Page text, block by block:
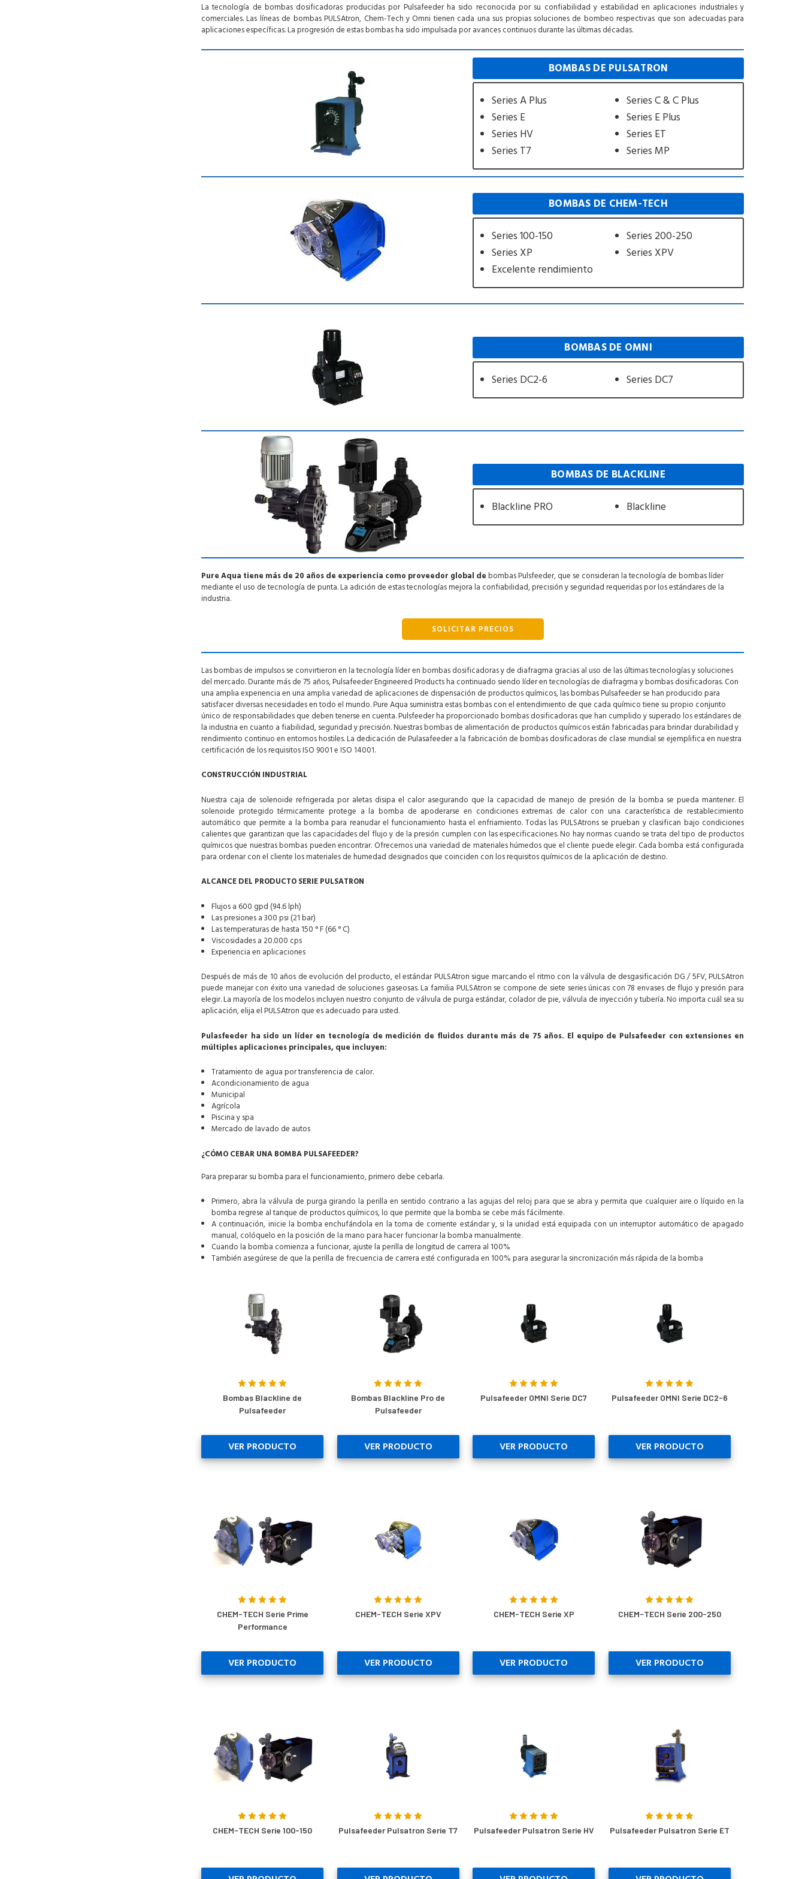
La tecnología de bombas dosificadoras producidas por Pulsafeeder ha sido reconocida por su confiabilidad y estabilidad en aplicaciones industriales y
comerciales. Las líneas de bombas PULSAtron, Chem-Tech y Omni tienen cada una sus propias soluciones de bombeo respectivas que son adecuadas para
aplicaciones específicas. La progresión de estas bombas ha sido impulsada por avances continuos durante las últimas décadas.
BOMBAS DE PULSATRON
Series A Plus
Series E
Series HV
Series T7
Series C & C Plus
Series E Plus
Series ET
Series MP
BOMBAS DE CHEM-TECH
Series 100-150
Series XP
Excelente rendimiento
Series 200-250
Series XPV
BOMBAS DE OMNI
Series DC2-6
Series DC7
BOMBAS DE BLACKLINE
Blackline PRO
Blackline
Pure Aqua tiene más de 20 años de experiencia como proveedor global debombas Pulsfeeder, que se consideran la tecnología de bombas líder
mediante el uso de tecnología de punta. La adición de estas tecnologías mejora la confiabilidad, precisión y seguridad requeridas por los estándares de la
industria.
SOLICITAR PRECIOS
Las bombas de impulsos se convirtieron en la tecnología líder en bombas dosificadoras y de diafragma gracias al uso de las últimas tecnologías y soluciones
del mercado. Durante más de 75 años, Pulsafeeder Engineered Products ha continuado siendo líder en tecnologías de diafragma y bombas dosificadoras. Con
una amplia experiencia en una amplia variedad de aplicaciones de dispensación de productos químicos, las bombas Pulsafeeder se han producido para
satisfacer diversas necesidades en todo el mundo. Pure Aqua suministra estas bombas con el entendimiento de que cada químico tiene su propio conjunto
único de responsabilidades que deben tenerse en cuenta. Pulsfeeder ha proporcionado bombas dosificadoras que han cumplido y superado los estándares de
la industria en cuanto a fiabilidad, seguridad y precisión. Nuestras bombas de alimentación de productos químicos están fabricadas para brindar durabilidad y
rendimiento continuo en entornos hostiles. La dedicación de Pulasafeeder a la fabricación de bombas dosificadoras de clase mundial se ejemplifica en nuestra
certificación de los requisitos ISO 9001 e ISO 14001.
CONSTRUCCIÓN INDUSTRIAL
Nuestra caja de solenoide refrigerada por aletas disipa el calor asegurando que la capacidad de manejo de presión de la bomba se pueda mantener. El
solenoide protegido térmicamente protege a la bomba de apoderarse en condiciones extremas de calor con una característica de restablecimiento
automático que permite a la bomba para reanudar el funcionamiento hasta el enfriamiento. Todas las PULSAtrons se prueban y clasifican bajo condiciones
calientes que garantizan que las capacidades del flujo y de la presión cumplen con las especificaciones. No hay normas cuando se trata del tipo de productos
químicos que nuestras bombas pueden encontrar. Ofrecemos una variedad de materiales húmedos que el cliente puede elegir. Cada bomba está configurada
para ordenar con el cliente los materiales de humedad designados que coinciden con los requisitos químicos de la aplicación de destino.
ALCANCE DEL PRODUCTO SERIE PULSATRON
Flujos a 600 gpd (94.6 lph)
Las presiones a 300 psi (21 bar)
Las temperaturas de hasta 150 ° F (66 ° C)
Viscosidades a 20.000 cps
Experiencia en aplicaciones
Después de más de 10 años de evolución del producto, el estándar PULSAtron sigue marcando el ritmo con la válvula de desgasificación DG / 5FV, PULSAtron
puede manejar con éxito una variedad de soluciones gaseosas. La familia PULSAtron se compone de siete series únicas con 78 envases de flujo y presión para
elegir. La mayoría de los modelos incluyen nuestro conjunto de válvula de purga estándar, colador de pie, válvula de inyección y tubería. No importa cuál sea su
aplicación, elija el PULSAtron que es adecuado para usted.
Pulasfeeder ha sido un líder en tecnología de medición de fluidos durante más de 75 años. El equipo de Pulsafeeder con extensiones en
múltiples aplicaciones principales, que incluyen:
Tratamiento de agua por transferencia de calor.
Acondicionamiento de agua
Municipal
Agrícola
Piscina y spa
Mercado de lavado de autos
¿CÓMO CEBAR UNA BOMBA PULSAFEEDER?
Para preparar su bomba para el funcionamiento, primero debe cebarla.
Primero, abra la válvula de purga girando la perilla en sentido contrario a las agujas del reloj para que se abra y permita que cualquier aire o líquido en la
bomba regrese al tanque de productos químicos, lo que permite que la bomba se cebe más fácilmente.
A continuación, inicie la bomba enchufándola en la toma de corriente estándar y, si la unidad está equipada con un interruptor automático de apagado
manual, colóquelo en la posición de la mano para hacer funcionar la bomba manualmente.
Cuando la bomba comienza a funcionar, ajuste la perilla de longitud de carrera al 100%
También asegúrese de que la perilla de frecuencia de carrera esté configurada en 100% para asegurar la sincronización más rápida de la bomba
Bombas Blackline de
Pulsafeeder
VER PRODUCTO
Bombas Blackline Pro de
Pulsafeeder
VER PRODUCTO
Pulsafeeder OMNI Serie DC7
VER PRODUCTO
Pulsafeeder OMNI Serie DC2-6
VER PRODUCTO
CHEM-TECH Serie Prime
Performance
VER PRODUCTO
CHEM-TECH Serie XPV
VER PRODUCTO
CHEM-TECH Serie XP
VER PRODUCTO
CHEM-TECH Serie 200-250
VER PRODUCTO
CHEM-TECH Serie 100-150 Pulsafeeder Pulsatron Serie T7 Pulsafeeder Pulsatron Serie HV Pulsafeeder Pulsatron Serie ET